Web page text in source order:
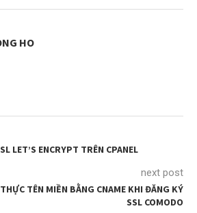
HO
LET’S ENCRYPT TRÊN CPANEL
next post
TÊN MIỀN BẰNG CNAME KHI ĐĂNG KÝ
SSL COMODO